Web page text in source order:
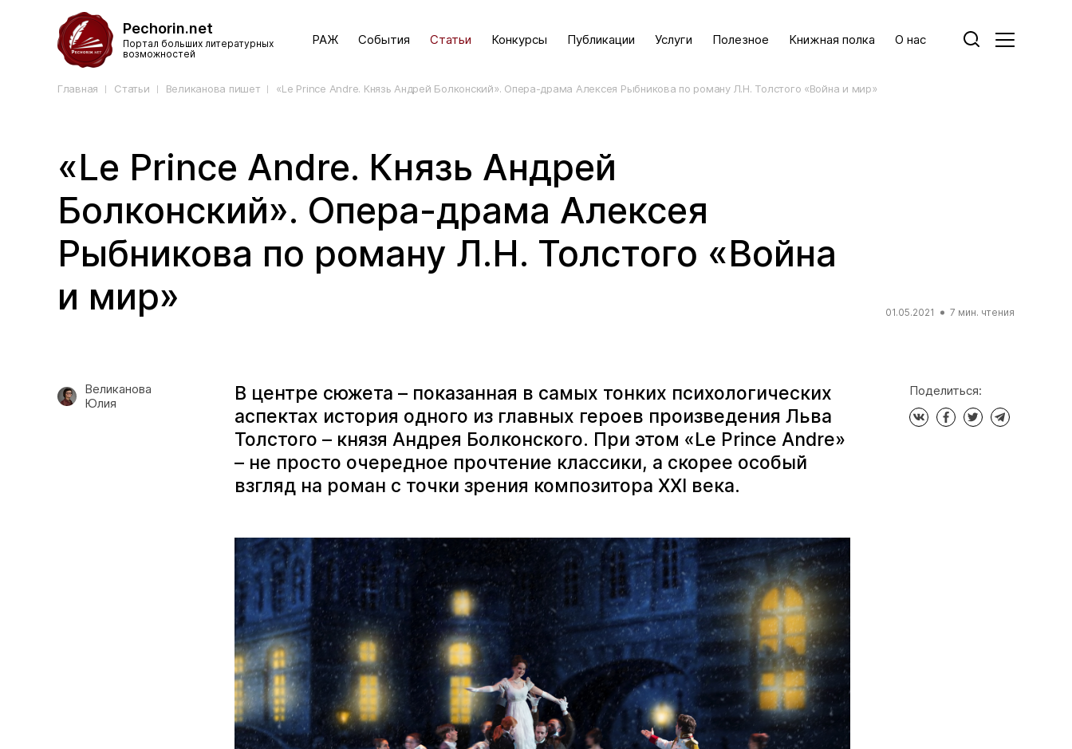
Pechorin.net
Портал больших литературных
возможностей
РАЖ События Статьи Конкурсы Публикации Услуги Полезное Книжная полка О нас
Главная Статьи Великанова пишет «Le Prince Andre. Князь Андрей Болконский». Опера-драма Алексея Рыбникова по роману Л.Н. Толстого «Война и мир»
«Le Prince Andre. Князь Андрей
Болконский». Опера-драма Алексея
Рыбникова по роману Л.Н. Толстого «Война
и мир»
01.05.2021 7 мин. чтения
Великанова
Юлия
В центре сюжета – показанная в самых тонких психологических
аспектах история одного из главных героев произведения Льва
Толстого – князя Андрея Болконского. При этом «Le Prince Andre»
– не просто очередное прочтение классики, а скорее особый
взгляд на роман с точки зрения композитора ХХI века.
Поделиться: